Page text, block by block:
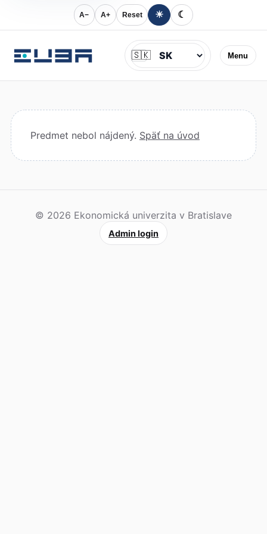
A− A+ Reset ☀ ☾
Menu
Jazyk
🇸🇰
Predmet nebol nájdený. Späť na úvod
© 2026 Ekonomická univerzita v Bratislave
Admin login